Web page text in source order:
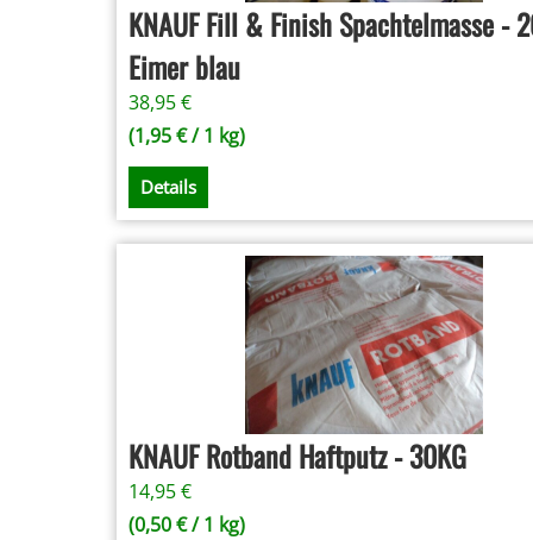
KNAUF Fill & Finish Spachtelmasse -
Eimer blau
38,95€
(1,95€/ 1 kg)
Details
KNAUF Rotband Haftputz - 30KG
14,95€
(0,50€/ 1 kg)